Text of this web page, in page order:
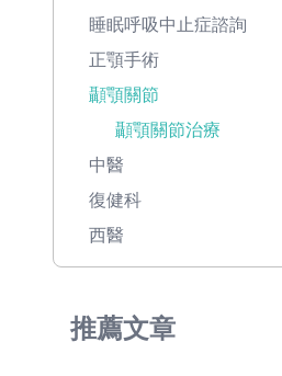
睡眠呼吸中止症諮詢
正顎手術
顳顎關節
顳顎關節治療
中醫
復健科
西醫
推薦文章